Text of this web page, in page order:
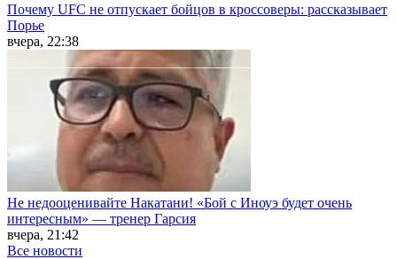
Почему UFC не отпускает бойцов в кроссоверы: рассказывает
Порье
вчера, 22:38
Не недооценивайте Накатани! «Бой с Иноуэ будет очень
интересным» — тренер Гарсия
вчера, 21:42
Все новости